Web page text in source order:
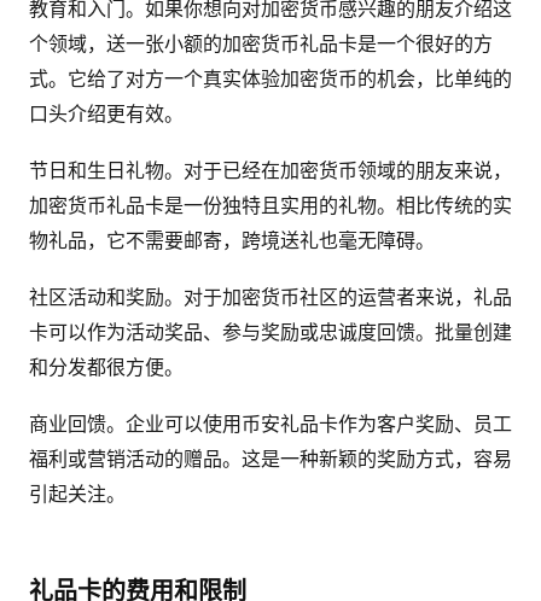
教育和入门。如果你想向对加密货币感兴趣的朋友介绍这
个领域，送一张小额的加密货币礼品卡是一个很好的方
式。它给了对方一个真实体验加密货币的机会，比单纯的
口头介绍更有效。
节日和生日礼物。对于已经在加密货币领域的朋友来说，
加密货币礼品卡是一份独特且实用的礼物。相比传统的实
物礼品，它不需要邮寄，跨境送礼也毫无障碍。
社区活动和奖励。对于加密货币社区的运营者来说，礼品
卡可以作为活动奖品、参与奖励或忠诚度回馈。批量创建
和分发都很方便。
商业回馈。企业可以使用币安礼品卡作为客户奖励、员工
福利或营销活动的赠品。这是一种新颖的奖励方式，容易
引起关注。
礼品卡的费用和限制